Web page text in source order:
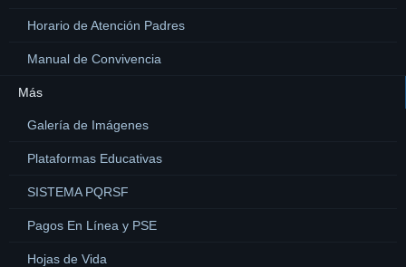
Horario de Atención Padres
Manual de Convivencia
Más
Galería de Imágenes
Plataformas Educativas
SISTEMA PQRSF
Pagos En Línea y PSE
Hojas de Vida